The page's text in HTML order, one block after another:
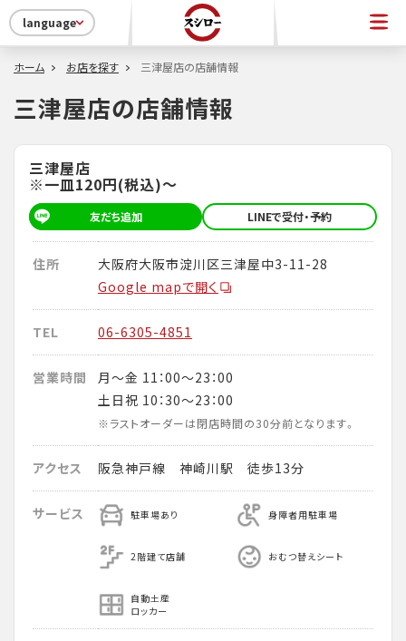
language
ホーム お店を探す 三津屋店の店舗情報
三津屋店の店舗情報
三津屋店
※一皿120円(税込)～
友だち追加 LINEで受付・予約
住所
大阪府大阪市淀川区三津屋中3-11-28
Google mapで開く
TEL 06-6305-4851
営業時間
月～金 11：00～23：00
土日祝 10：30～23：00
※ラストオーダーは閉店時間の30分前となります。
アクセス 阪急神戸線 神崎川駅 徒歩13分
サービス 駐車場あり 身障者用駐車場
2階建て店舗 おむつ替えシート
自動土産
ロッカー